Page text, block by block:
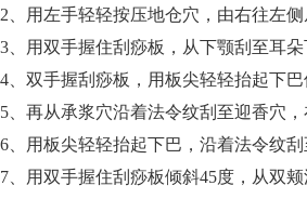
2、用左手轻轻按压地仓穴，由右往左
3、用双手握住刮痧板，从下颚刮至耳朵
4、双手握刮痧板，用板尖轻轻抬起下巴
5、再从承浆穴沿着法令纹刮至迎香穴
6、用板尖轻轻抬起下巴，沿着法令纹刮
7、用双手握住刮痧板倾斜45度，从双颊